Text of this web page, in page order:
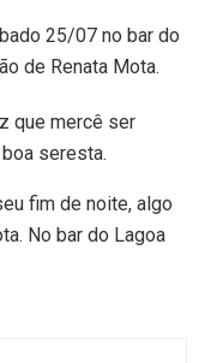
25/07 no bar do
de Renata Mota.
que mercê ser
seresta.
fim de noite, algo
No bar do Lagoa